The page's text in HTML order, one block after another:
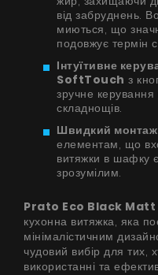
від забруднень.
миються, що
подовжує термін
Інтуїтивне
SoftTouch з
зручне
складнощів.
Швидкий
елементам, що
витяжки в шафку
зрозумілим.
Prato Eco Black Matt
кухонна витяжка, яка
мінімалістичним
чудовий вибір для тих,
використанні та